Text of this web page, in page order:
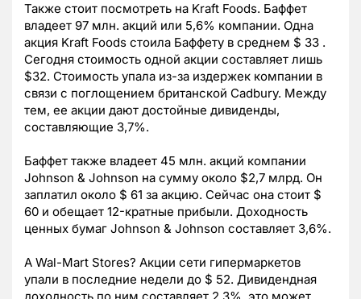
Также стоит посмотреть на Kraft Foods. Баффет
владеет 97 млн. акций или 5,6% компании. Одна
акция Kraft Foods стоила Баффету в среднем $ 33 .
Сегодня стоимость одной акции составляет лишь
$32. Стоимость упала из-за издержек компании в
связи с поглощением британской Cadbury. Между
тем, ее акции дают достойные дивиденды,
составляющие 3,7%.
Баффет также владеет 45 млн. акций компании
Johnson & Johnson на сумму около $2,7 млрд. Он
заплатил около $ 61 за акцию. Сейчас она стоит $
60 и обещает 12-кратные прибыли. Доходность
ценных бумаг Johnson & Johnson составляет 3,6%.
А Wal-Mart Stores? Акции сети гипермаркетов
упали в последние недели до $ 52. Дивидендная